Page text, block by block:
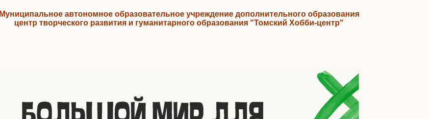
Муниципальное автономное образовательное учреждение дополнительного образования
центр творческого развития и гуманитарного образования "Томский Хобби-центр"